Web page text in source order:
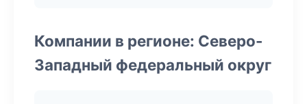
Компании в регионе: Северо-
Западный федеральный округ